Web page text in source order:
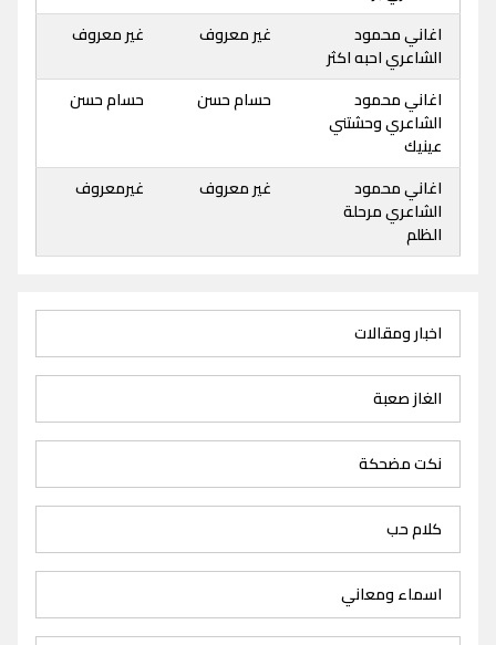
اغاني محمود
الشاعري احبه اكثر
غير معروف غير معروف
اغاني محمود
الشاعري وحشتني
عينيك
حسام حسن حسام حسن
اغاني محمود
الشاعري مرحلة
الظلم
غير معروف غيرمعروف
اخبار ومقالات
الغاز صعبة
نكت مضحكة
كلام حب
اسماء ومعاني